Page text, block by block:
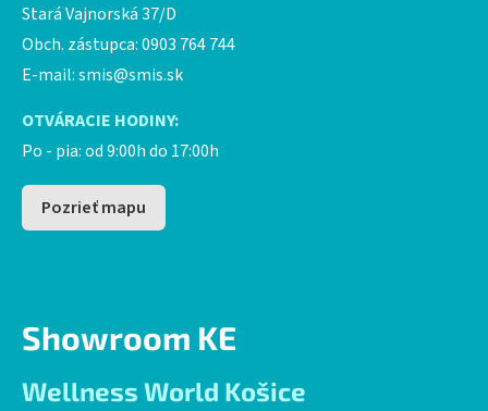
Stará Vajnorská 37/D
Obch. zástupca: 0903 764 744
E-mail:smis@smis.sk
OTVÁRACIE HODINY:
Po - pia: od 9:00h do 17:00h
Pozrieť mapu
Showroom KE
Wellness World Košice